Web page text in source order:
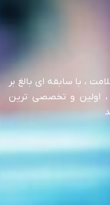
، با سابقه ای بالغ بر
اولین و تخصصی ترین